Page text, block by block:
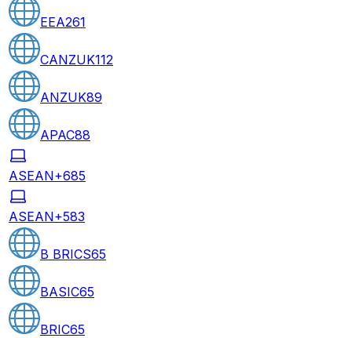
EEA261
CANZUK112
ANZUK89
APAC88
ASEAN+685
ASEAN+583
B BRICS65
BASIC65
BRIC65